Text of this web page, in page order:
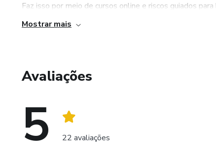
Faz isso por meio de cursos online e riscos guiados para
Mostrar mais
Avaliações
5 22 avaliações